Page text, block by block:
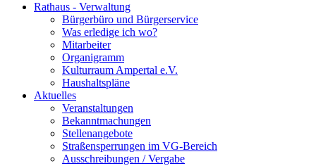
Rathaus - Verwaltung
Bürgerbüro und Bürgerservice
Was erledige ich wo?
Mitarbeiter
Organigramm
Kulturraum Ampertal e.V.
Haushaltspläne
Aktuelles
Veranstaltungen
Bekanntmachungen
Stellenangebote
Straßensperrungen im VG-Bereich
Ausschreibungen / Vergabe